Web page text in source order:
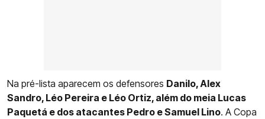
Na pré-lista aparecem os defensores Danilo, Alex
Sandro, Léo Pereira e Léo Ortiz, além do meia Lucas
Paquetá e dos atacantes Pedro e Samuel Lino. A Copa